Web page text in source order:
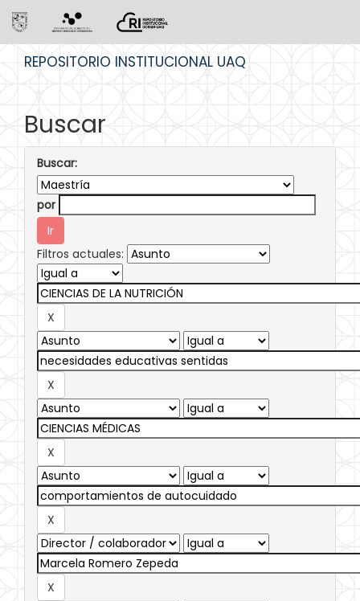
REPOSITORIO INSTITUCIONAL UAQ
Buscar
Buscar:
por
Filtros actuales: